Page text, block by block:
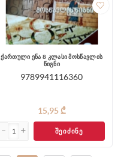
ქართული ენა 8 კლასი მოსწავლის
წიგნი
9789941116360
15,95 ₾
ᲨᲔᲘᲫᲘᲜᲔ